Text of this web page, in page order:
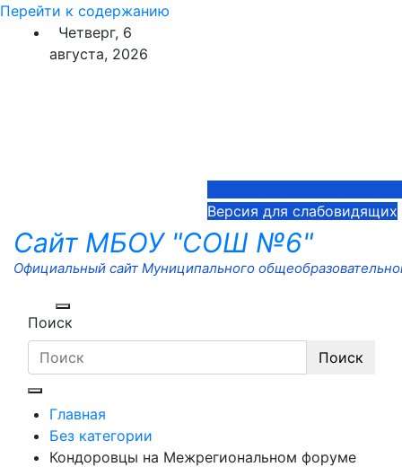
Перейти к содержанию
Четверг, 6
августа, 2026
Версия для слабовидящих
Сайт МБОУ "СОШ №6"
Официальный сайт Муниципального
Поиск
Поиск
Главная
Без категории
Кондоровцы на Межрегиональном форуме